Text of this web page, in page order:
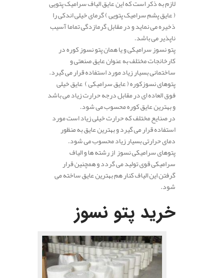
لازم به ذکر است که این عایق الیاف سرامیک پتویی
( عایق پشم سرامیک پتویی ) گرمای خیلی اندکی را
ذخیره می نماید و در مقابل گرمازدگی تماما آسیب
ناپذیر می باشد.
پتو نسوز سرامیکی و یا همان پتو نسوز کوره در
کارخانجات مختلف به عنوان عایق صنعتی و
ساختمانی بسیار زیاد مورد استفاده قرار می گیرد.
پتوهای نسوزکوره ( عایق سرامیکی ) عایق خیلی
فوق العاده ای در مقابل درجه حرارت زیاد می باشد
و بهترین عایق کوره محسوب می شود.
در صنایع مختلف که حرارت خیلی زیاد است مورد
استفاده قرار می گیرد و بهترین عایق به منظور
دمای حرارتی بسیار زیاد محسوب می شود.
پتوهای سرامیکی نسوز از رشته ها و الیاف
سرامیکی قوی تولید می گردد و همچنین قرار
گرفتن این الیاف کنار هم بهترین عایق ساخته می
شود.
خرید پتو نسوز